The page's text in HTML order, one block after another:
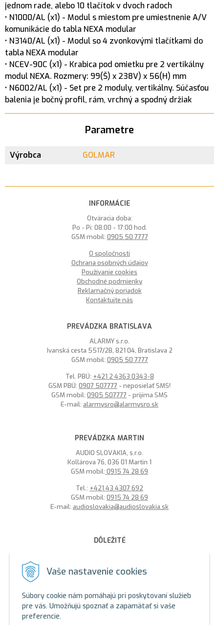
Vaše nastavenie cookies
Súbory cookie nám pomáhajú pri poskytovaní služieb
pre vás. Umožňujú spoznať a zapamätať si vaše
preferencie.
jednom rade, alebo 10 tlačítok v dvoch radoch
• N1000/AL (x1) - Modul s miestom pre umiestnenie A/V
komunikácie do tabla NEXA modular
• N3140/AL (x1) - Modul so 4 zvonkovými tlačítkami do
tabla NEXA modular
• NCEV-90C (x1) - Krabica pod omietku pre 2 vertikálny
modul NEXA. Rozmery: 99(Š) x 238V) x 56(H) mm
• N6002/AL (x1) - Set pre 2 moduly, vertikálny. Súčasťou
balenia je bočný profil, rám, vrchný a spodný držiak
Parametre
Výrobca GOLMAR
INFORMÁCIE
Otváracia doba:
Po - Pi: 08:00 - 17:00 hod.
GSM mobil: 0905 50 7777
O spoločnosti
Ochrana osobných údajov
Používanie cookies
Obchodné podmienky
Reklamačný poriadok
Kontaktujte nás
PREVÁDZKA BRATISLAVA
ALARMY s.r.o.
Ivanská cesta 5517/2B, 821 04, Bratislava 2
GSM mobil: 0905 50 7777
Tel. PBÚ: +421 2 4363 0343-8
GSM PBÚ: 0907 507777 - neposielať SMS!
GSM mobil: 0905 507777 - prijíma SMS
E-mail: alarmysro@alarmysro.sk
PREVÁDZKA MARTIN
AUDIO SLOVAKIA, s.r.o.
Kollárova 76, 036 01 Martin 1
GSM mobil: 0915 74 28 69
Tel.: +421 43 4307 692
GSM mobil: 0915 74 28 69
E-mail: audioslovakia@audioslovakia.sk
DÔLEŽITÉ
Sme členmi spoločenstva SEWA, zabezpečujeme likvidáciu
sú zahrnuté v cene produktov.